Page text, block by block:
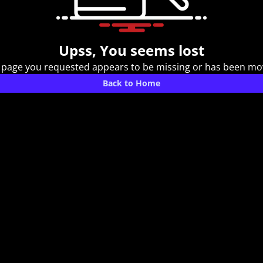
Upss, You seems lost
you requested appears to be missing or has been
Back to Home